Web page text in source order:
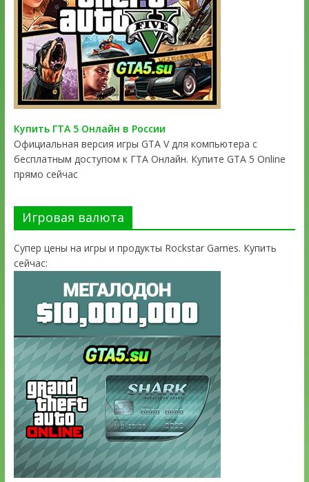
Купить ГТА 5 Онлайн в России
Официальная версия игры GTA V для компьютера с
бесплатным доступом к ГТА Онлайн. Купите GTA 5 Online
прямо сейчас
Игровая валюта
Супер цены на игры и продукты Rockstar Games. Купить
сейчас: